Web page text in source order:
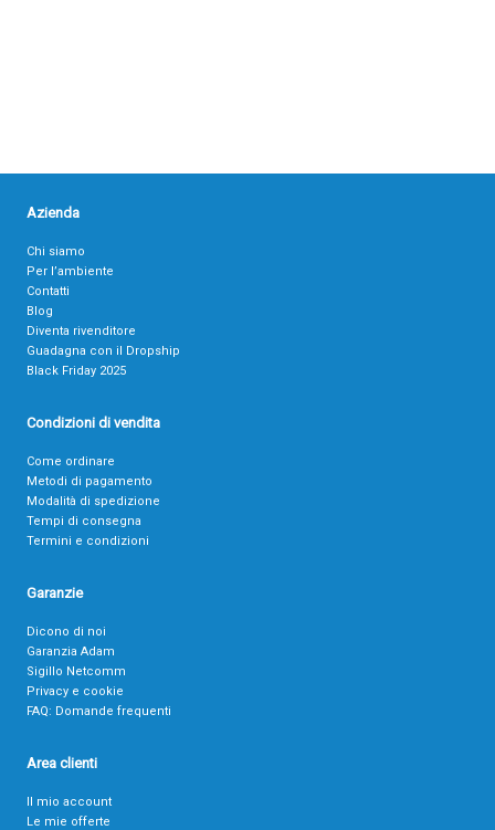
Azienda
Chi siamo
Per l’ambiente
Contatti
Blog
Diventa rivenditore
Guadagna con il Dropship
Black Friday 2025
Condizioni di vendita
Come ordinare
Metodi di pagamento
Modalità di spedizione
Tempi di consegna
Termini e condizioni
Garanzie
Dicono di noi
Garanzia Adam
Sigillo Netcomm
Privacy e cookie
FAQ: Domande frequenti
Area clienti
Il mio account
Le mie offerte